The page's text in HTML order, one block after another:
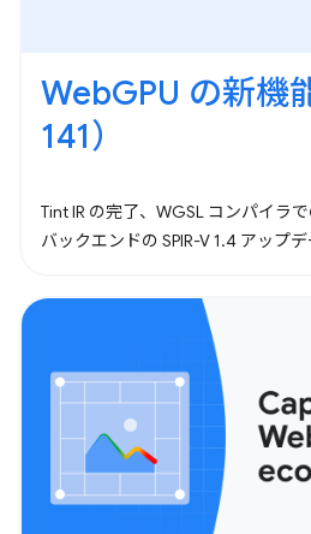
WebGPU の新機
141）
Tint IR の完了、WGSL コンパイラ
バックエンドの SPIR-V 1.4 アップデ